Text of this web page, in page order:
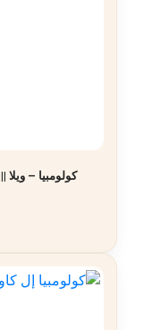
كولومبيا – ويلا || Colombia – Huilla La Montana